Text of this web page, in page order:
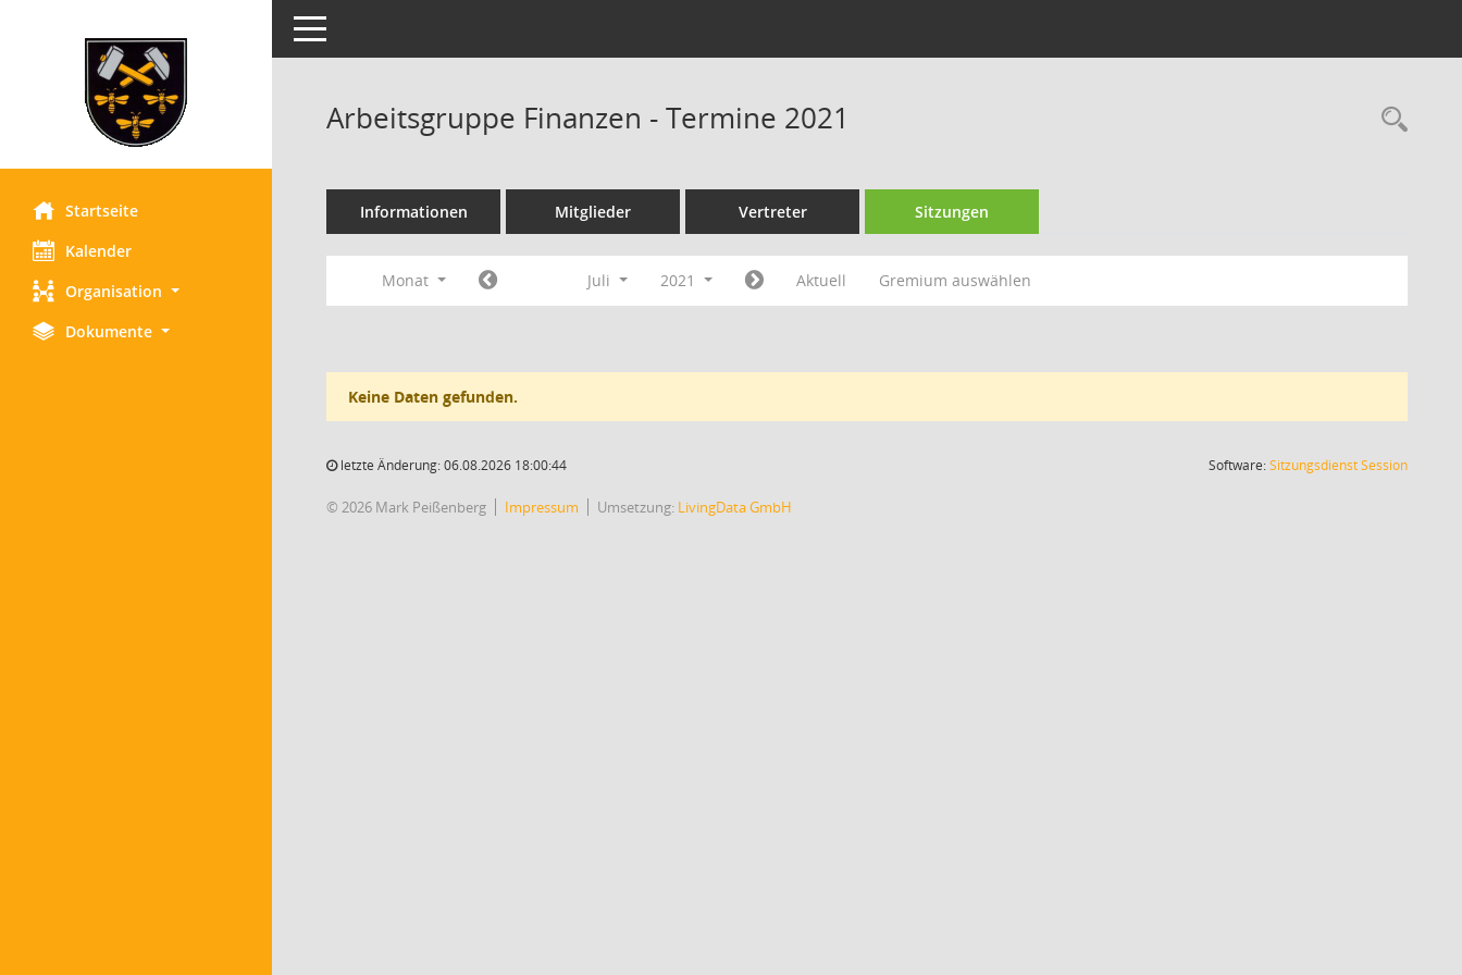
Startseite
Kalender
Organisation
Dokumente
Toggle navigation
Arbeitsgruppe Finanzen - Termine 2021
Informationen Mitglieder Vertreter Sitzungen
Monat Juli 2021 Aktuell Gremium auswählen
Keine Daten gefunden.
letzte Änderung: 06.08.2026 18:00:44 Software:SitzungsdienstSession(Wird in
© 2026 Mark Peißenberg Impressum Umsetzung: LivingData GmbH